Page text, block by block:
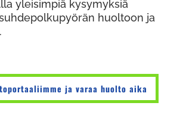
yleisimpiä kysymyksiä
huoltoon ja
ja varaa huolto aika